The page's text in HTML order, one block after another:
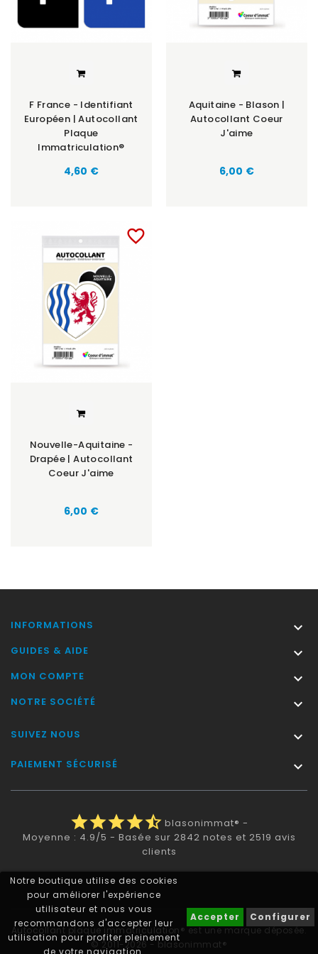
Notre boutique utilise des cookies
pour améliorer l'expérience
utilisateur et nous vous
recommandons d'accepter leur
utilisation pour profiter pleinement
de votre navigation.
Accepter Configurer
F France - Identifiant
Européen | Autocollant
Plaque
Immatriculation®
Prix
4,60 €
Aquitaine - Blason |
Autocollant Coeur
J'aime
Prix
6,00 €
favorite_border
Nouvelle-Aquitaine -
Drapée | Autocollant
Coeur J'aime
Prix
6,00 €
INFORMATIONS 
GUIDES & AIDE 
MON COMPTE 
NOTRE SOCIÉTÉ 
SUIVEZ NOUS 
PAIEMENT SÉCURISÉ 
starstarstarstarstar_half blasonimmat® -
Moyenne : 4.9/5 - Basée sur 2842 notes et 2519 avis
clients
Autocollant plaque immatriculation® est une marque déposée.
© 2011-2026 - blasonimmat®